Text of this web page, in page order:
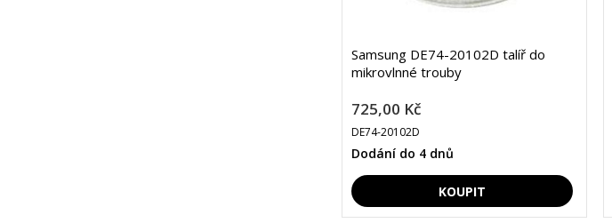
Samsung DE74-20102D talíř do
mikrovlnné trouby
725,00 Kč
DE74-20102D
Dodání do 4 dnů